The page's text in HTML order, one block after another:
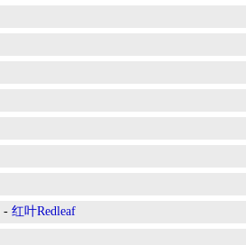
- 红叶Redleaf